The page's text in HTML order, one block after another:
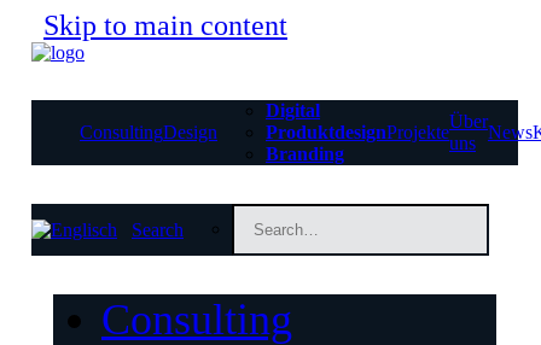
Skip to main content
ConsultingDesign
Digital
Produktdesign
Branding
Projekte
Über
uns
News
Search
Consulting